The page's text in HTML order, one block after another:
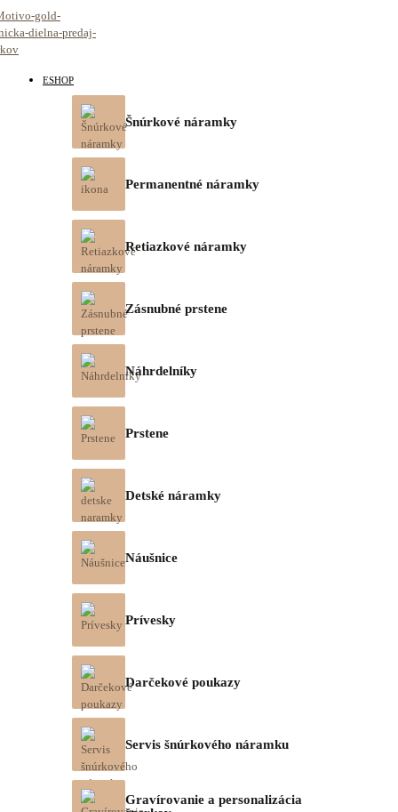
ESHOP
Šnúrkové náramky
Permanentné náramky
Retiazkové náramky
Zásnubné prstene
Náhrdelníky
Prstene
Detské náramky
Náušnice
Prívesky
Darčekové poukazy
Servis šnúrkového náramku
Gravírovanie a personalizácia